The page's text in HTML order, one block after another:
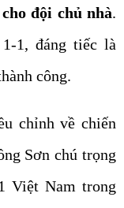
đội chủ nhà.
1, đáng tiếc là
công.
chỉnh về chiến
Sơn chú trọng
Việt Nam trong